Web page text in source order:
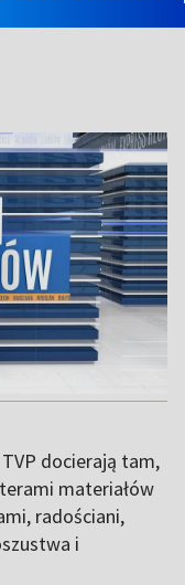
docierają tam,
materiałów
radościani,
i